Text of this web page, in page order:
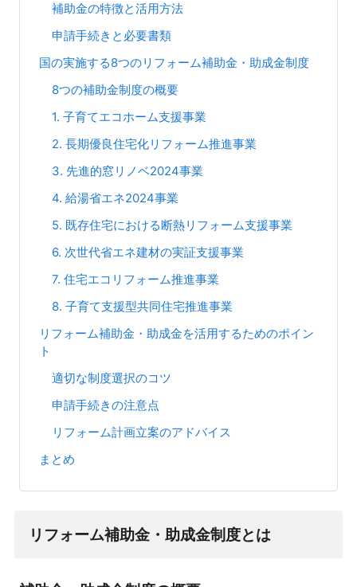
補助金の特徴と活用方法
申請手続きと必要書類
国の実施する8つのリフォーム補助金・助成金制度
8つの補助金制度の概要
1. 子育てエコホーム支援事業
2. 長期優良住宅化リフォーム推進事業
3. 先進的窓リノベ2024事業
4. 給湯省エネ2024事業
5. 既存住宅における断熱リフォーム支援事業
6. 次世代省エネ建材の実証支援事業
7. 住宅エコリフォーム推進事業
8. 子育て支援型共同住宅推進事業
リフォーム補助金・助成金を活用するためのポイン
ト
適切な制度選択のコツ
申請手続きの注意点
リフォーム計画立案のアドバイス
まとめ
リフォーム補助金・助成金制度とは